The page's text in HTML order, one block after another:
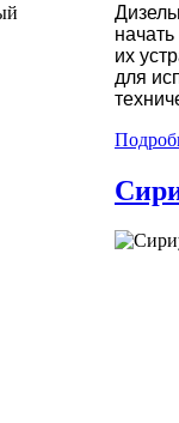
их
для